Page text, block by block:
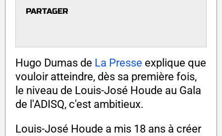
PARTAGER
Hugo Dumas de La Presse explique que
vouloir atteindre, dès sa première fois,
le niveau de Louis-José Houde au Gala
de l'ADISQ, c'est ambitieux.
Louis-José Houde a mis 18 ans à créer